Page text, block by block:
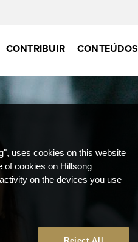
CONTRIBUIR CONTEÚDOS
uses cookies on this website
of cookies on Hillsong
on the devices you use